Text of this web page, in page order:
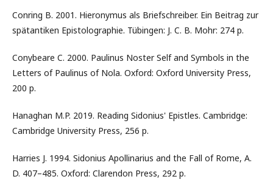
Conring B. 2001. Hieronymus als Briefschreiber. Ein Beitrag zur
spätantiken Epistolographie. Tübingen: J. C. B. Mohr: 274 р.
Conybeare C. 2000. Paulinus Noster Self and Symbols in the
Letters of Paulinus of Nola. Oxford: Oxford University Press,
200 p.
Hanaghan M.P. 2019. Reading Sidonius' Epistles. Cambridge:
Cambridge University Press, 256 p.
Harries J. 1994. Sidonius Apollinarius and the Fall of Rome, A.
D. 407–485. Oxford: Clarendon Press, 292 p.